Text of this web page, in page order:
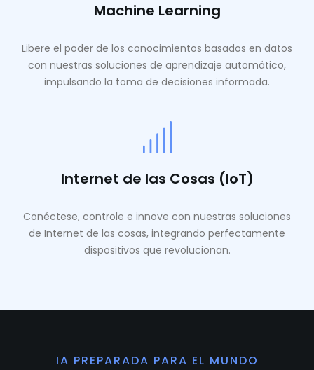
Machine Learning
Libere el poder de los conocimientos basados ​​en datos
con nuestras soluciones de aprendizaje automático,
impulsando la toma de decisiones informada.
Internet de las Cosas (IoT)
Conéctese, controle e innove con nuestras soluciones
de Internet de las cosas, integrando perfectamente
dispositivos que revolucionan.
IA PREPARADA PARA EL MUNDO